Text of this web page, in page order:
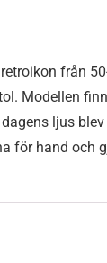
från
Modellen
ljus
för hand och